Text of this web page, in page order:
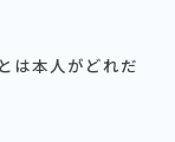
は本人がどれだ